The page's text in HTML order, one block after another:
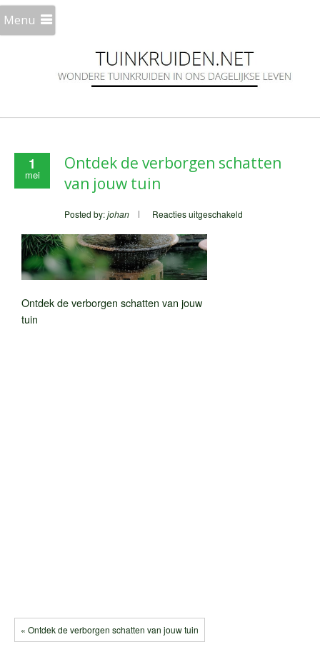
Menu
1
mei
Ontdek de verborgen schatten
van jouw tuin
Posted by:johan Reacties uitgeschakeld
Ontdek de verborgen schatten van jouw
tuin
« Ontdek de verborgen schatten van jouw tuin